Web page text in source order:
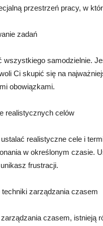
przestrzeń pracy, w
zadań
wszystkiego samodzielnie.
Ci skupić się na
obowiązkami.
realistycznych celów
realistyczne cele i
w określonym czasie.
frustracji.
zarządzania czasem
czasem, istnieją